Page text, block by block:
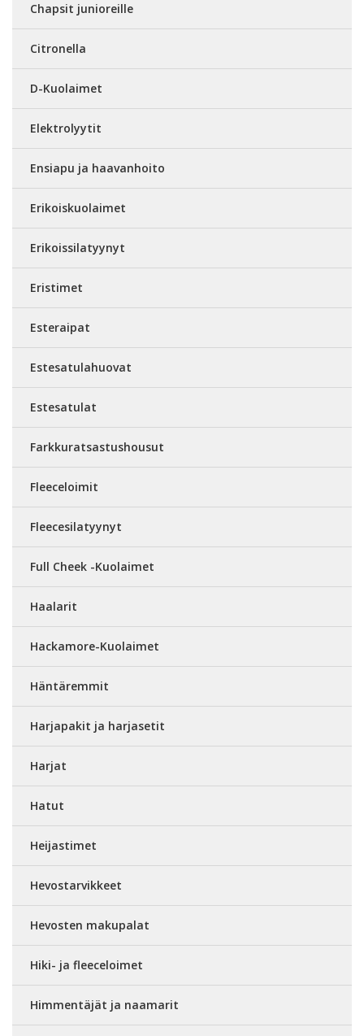
Chapsit junioreille
Citronella
D-Kuolaimet
Elektrolyytit
Ensiapu ja haavanhoito
Erikoiskuolaimet
Erikoissilatyynyt
Eristimet
Esteraipat
Estesatulahuovat
Estesatulat
Farkkuratsastushousut
Fleeceloimit
Fleecesilatyynyt
Full Cheek -Kuolaimet
Haalarit
Hackamore-Kuolaimet
Häntäremmit
Harjapakit ja harjasetit
Harjat
Hatut
Heijastimet
Hevostarvikkeet
Hevosten makupalat
Hiki- ja fleeceloimet
Himmentäjät ja naamarit